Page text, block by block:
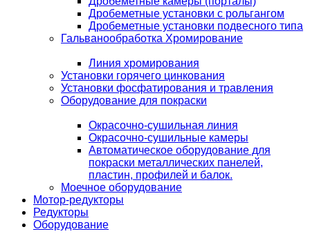
Дробеметные установки с рольгангом
Дробеметные установки подвесного типа
Гальванообработка Хромирование
Линия хромирования
Установки горячего цинкования
Установки фосфатирования и травления
Оборудование для покраски
Окрасочно-сушильная линия
Окрасочно-сушильные камеры
Автоматическое оборудование для
покраски металлических панелей,
пластин, профилей и балок.
Моечное оборудование
Мотор-редукторы
Редукторы
Оборудование